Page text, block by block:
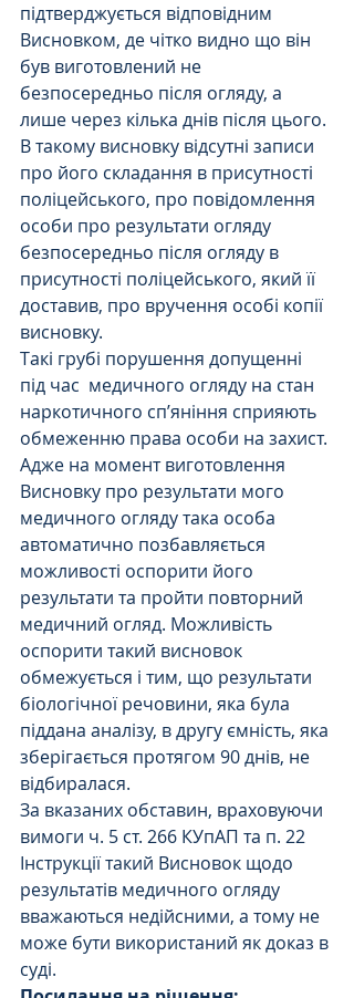
підтверджується відповідним
Висновком, де чітко видно що він
був виготовлений не
безпосередньо після огляду, а
лише через кілька днів після цього.
В такому висновку відсутні записи
про його складання в присутності
поліцейського, про повідомлення
особи про результати огляду
безпосередньо після огляду в
присутності поліцейського, який її
доставив, про вручення особі копії
висновку.
Такі грубі порушення допущенні
під час  медичного огляду на стан
наркотичного сп’яніння сприяють
обмеженню права особи на захист.
Адже на момент виготовлення
Висновку про результати мого
медичного огляду така особа
автоматично позбавляється
можливості оспорити його
результати та пройти повторний
медичний огляд. Можливість
оспорити такий висновок
обмежується і тим, що результати
біологічної речовини, яка була
піддана аналізу, в другу ємність, яка
зберігається протягом 90 днів, не
відбиралася.
За вказаних обставин, враховуючи
вимоги ч. 5 ст. 266 КУпАП та п. 22
Інструкції такий Висновок щодо
результатів медичного огляду
вважаються недійсними, а тому не
може бути використаний як доказ в
суді.